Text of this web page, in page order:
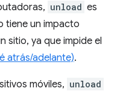
unload es
tiene un impacto
sitio, ya que impide el
atrás/adelante).
móviles, unload